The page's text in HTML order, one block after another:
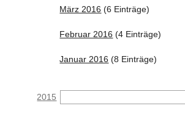
März 2016 (6 Einträge)
Februar 2016 (4 Einträge)
Januar 2016 (8 Einträge)
2015